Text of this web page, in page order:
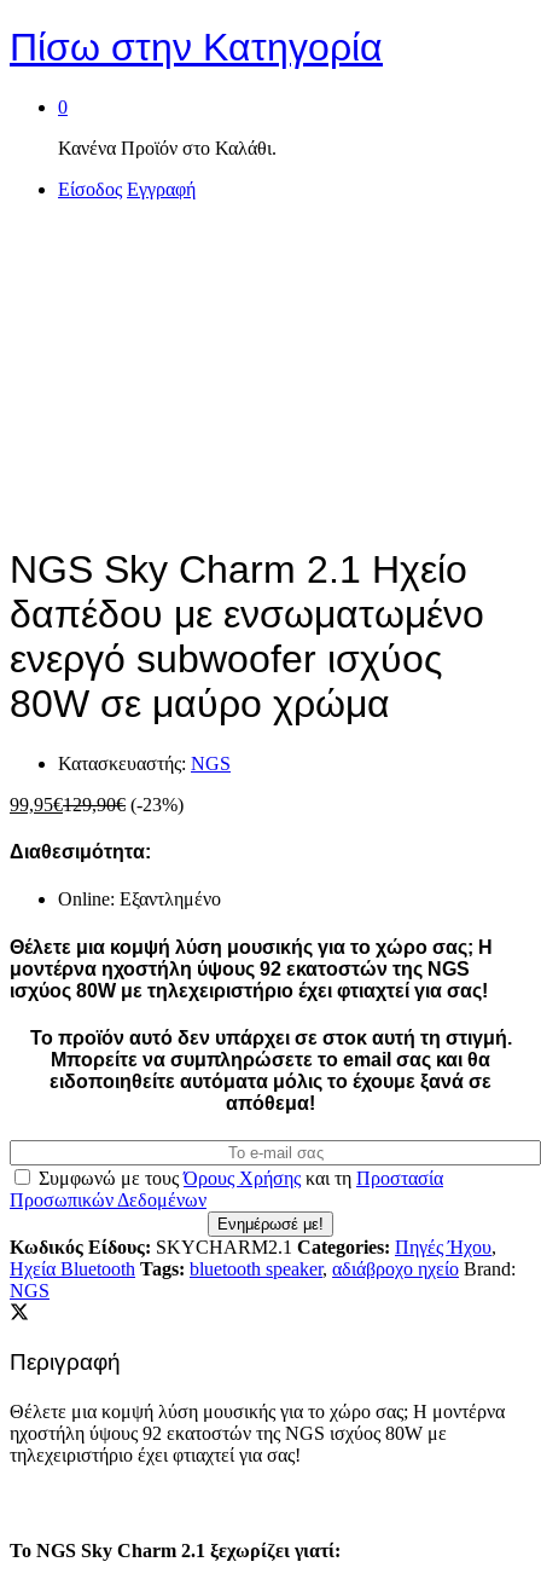
Πίσω στην Κατηγορία
0
Κανένα Προϊόν στο Καλάθι.
Είσοδος Εγγραφή
NGS Sky Charm 2.1 Ηχείο
δαπέδου με ενσωματωμένο
ενεργό subwoofer ισχύος
80W σε μαύρο χρώμα
Κατασκευαστής: NGS
99,95€129,90€ (-23%)
Διαθεσιμότητα:
Online: Εξαντλημένο
Θέλετε μια κομψή λύση μουσικής για το χώρο σας; Η
μοντέρνα ηχοστήλη ύψους 92 εκατοστών της NGS
ισχύος 80W με τηλεχειριστήριο έχει φτιαχτεί για σας!
Το προϊόν αυτό δεν υπάρχει σε στοκ αυτή τη στιγμή.
Mπορείτε να συμπληρώσετε το email σας και θα
ειδοποιηθείτε αυτόματα μόλις το έχουμε ξανά σε
απόθεμα!
Συμφωνώ με τουςΌρους Χρήσης και τη Προστασία
Προσωπικών Δεδομένων
Ενημέρωσέ με!
Κωδικός Είδους: SKYCHARM2.1 Categories: Πηγές Ήχου,
Ηχεία Bluetooth Tags: bluetooth speaker, αδιάβροχο ηχείο Brand:
NGS
Περιγραφή
Θέλετε μια κομψή λύση μουσικής για το χώρο σας; Η μοντέρνα
ηχοστήλη ύψους 92 εκατοστών της NGS ισχύος 80W με
τηλεχειριστήριο έχει φτιαχτεί για σας!
Το NGS Sky Charm 2.1 ξεχωρίζει γιατί: